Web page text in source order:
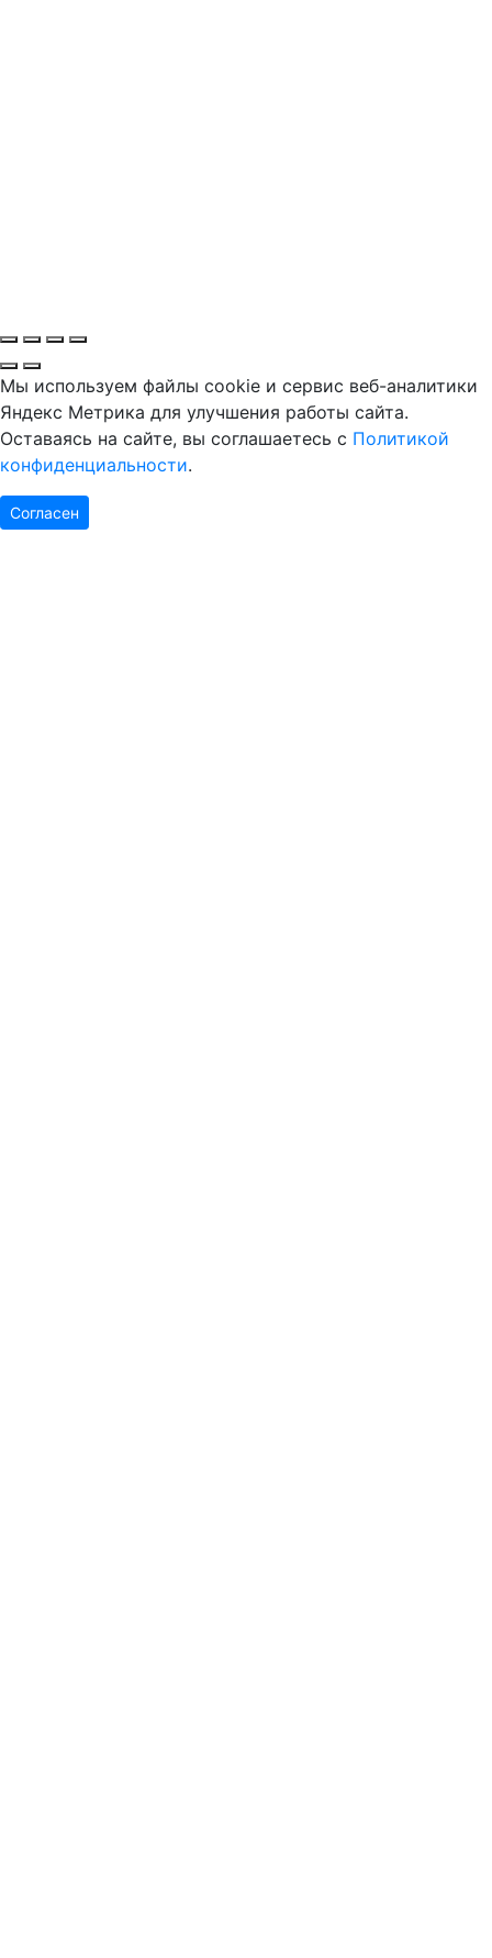
Мы используем файлы cookie и сервис веб-аналитики
Яндекс Метрика для улучшения работы сайта.
Оставаясь на сайте, вы соглашаетесь с Политикой
конфиденциальности.
Согласен